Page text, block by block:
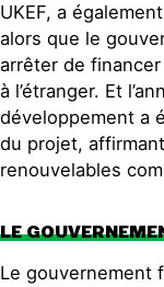
UKEF, a
alors que le
arrêter de
à l’étranger. Et
développement a
du projet,
renouvelables
LE
Le gouvernement